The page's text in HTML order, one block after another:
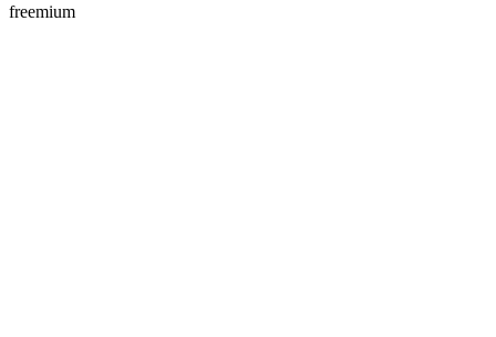
freemium